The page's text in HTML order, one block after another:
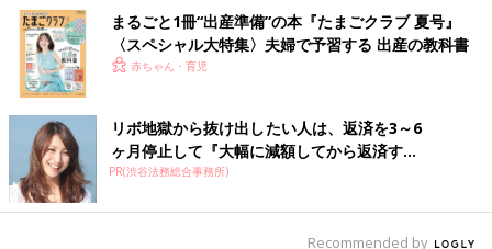
まるごと1冊“出産準備”の本『たまごクラブ 夏号』
〈スペシャル大特集〉夫婦で予習する 出産の教科書
赤ちゃん・育児
リボ地獄から抜け出したい人は、返済を3～6
ヶ月停止して『大幅に減額してから返済す...
PR(渋谷法務総合事務所)
Recommended by